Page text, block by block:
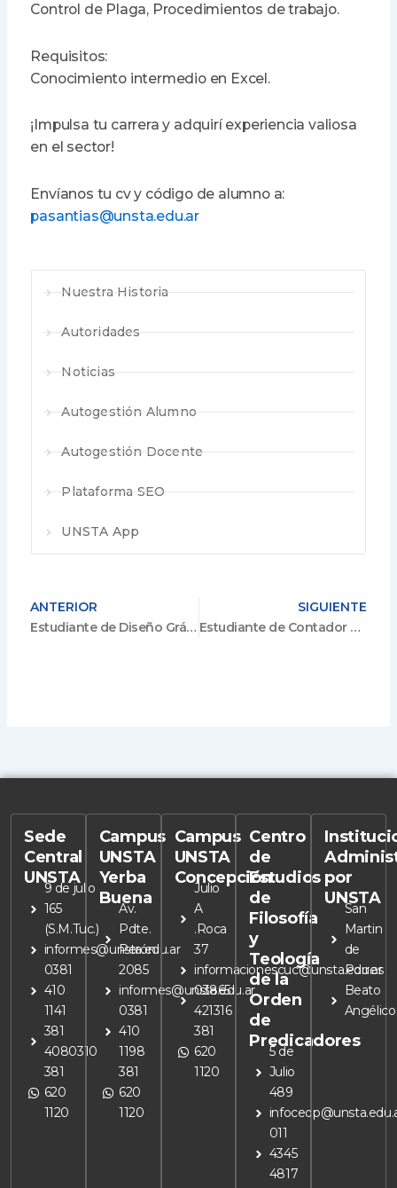
Control de Plaga, Procedimientos de trabajo.
Requisitos:
Conocimiento intermedio en Excel.
¡Impulsa tu carrera y adquirí experiencia valiosa
en el sector!
Envíanos tu cv y código de alumno a:
pasantias@unsta.edu.ar
Nuestra Historia
Autoridades
Noticias
Autogestión Alumno
Autogestión Docente
Plataforma SEO
UNSTA App
ANTERIOR
Estudiante de Diseño Gráfico – ATILES S.A
SIGUIENTE
Estudiante de Contador Público – LOGÍSTICAS INTEGRALES
Sede
Central
UNSTA
9 de julio
165
(S.M.Tuc.)
informes@unsta.edu.ar
0381
410
1141
381
4080310
381
620
1120
Campus
UNSTA
Yerba
Buena
Av.
Pdte.
Perón
2085
informes@unsta.edu.ar
0381
410
1198
381
620
1120
Campus
UNSTA
Concepción
Julio
A
.Roca
37
informacionescuc@unsta.edu.ar
03865
421316
381
620
1120
Centro
de
Estudios
de
Filosofía
y
Teología
de la
Orden
de
Predicadores
5 de
Julio
489
011
4345
4817
por
UNSTA
San
Martin
de
Porres
Beato
Angélico